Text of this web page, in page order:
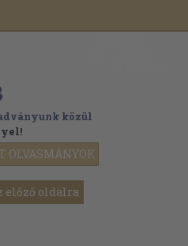
OLVASMÁNYOK
közül
előző oldalra